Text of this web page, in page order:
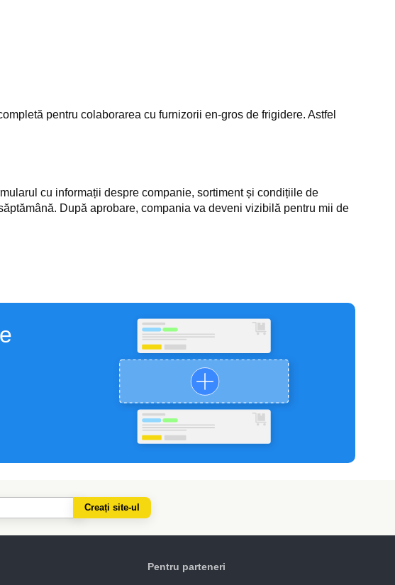
pentru colaborarea cu furnizorii en-gros de frigidere. Astfel
cu informații despre companie, sortiment și condițiile de
După aprobare, compania va deveni vizibilă pentru mii de
Creați site-ul
Pentru parteneri